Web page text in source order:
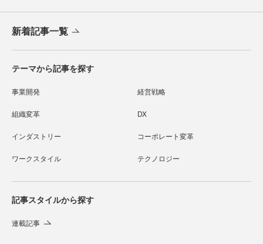
新着記事一覧
テーマから記事を探す
事業開発 経営戦略
組織変革 DX
インダストリー コーポレート変革
ワークスタイル テクノロジー
記事スタイルから探す
連載記事